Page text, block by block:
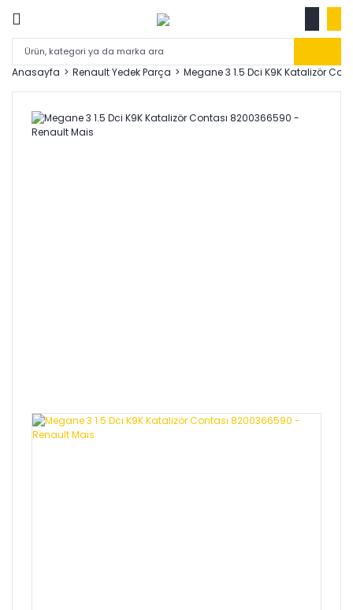
Anasayfa Renault Yedek Parça Megane 3 1.5 Dci K9K Katalizör